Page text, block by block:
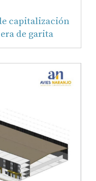
capitalización
de garita